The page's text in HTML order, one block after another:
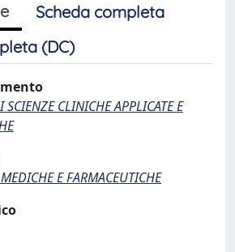
Scheda completa
(DC)
CLINICHE APPLICATE E
E FARMACEUTICHE